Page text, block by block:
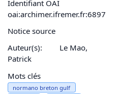
Identifiant OAI
oai:archimer.ifremer.fr:6897
Notice source
Auteur(s):
Le Mao,
Patrick
Mots clés
normano breton gulf